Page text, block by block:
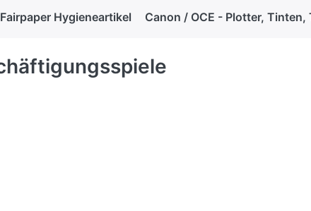
Fairpaper Hygieneartikel Canon / OCE - Plotter,